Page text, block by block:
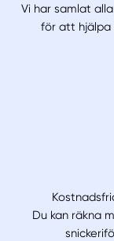
Vi har samlat
för att hjälpa
Du kan räkna